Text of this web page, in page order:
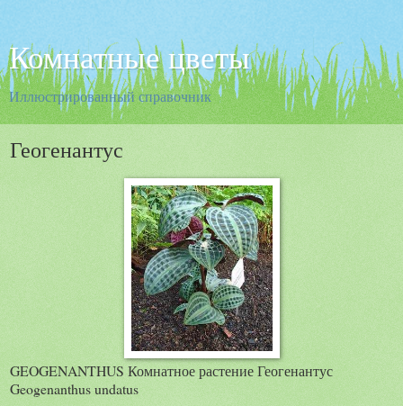
Комнатные цветы
Иллюстрированный справочник
Геогенантус
GEOGENANTHUS Комнатное растение Геогенантус
Geogenanthus undatus